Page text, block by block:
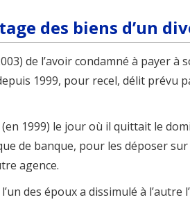
des biens d’un
de l’avoir condamné à payer à
1999, pour recel, délit prévu
1999) le jour où il quittait le
de banque, pour les déposer
agence.
des époux a dissimulé à l’autre